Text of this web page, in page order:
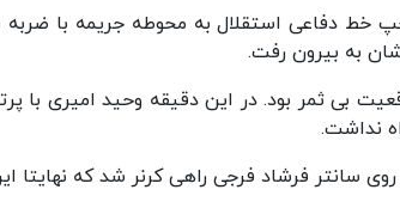
چپ خط دفاعی استقلال به محوطه جریمه با
به بیرون رفت.
موقعیت بی ثمر بود. در این دقیقه وحید امیری
نداشت.